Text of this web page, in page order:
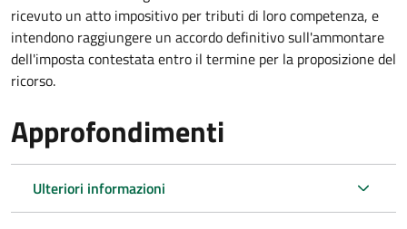
ricevuto un atto impositivo per tributi di loro competenza, e
intendono raggiungere un accordo definitivo sull'ammontare
dell'imposta contestata entro il termine per la proposizione del
ricorso.
Approfondimenti
Ulteriori informazioni